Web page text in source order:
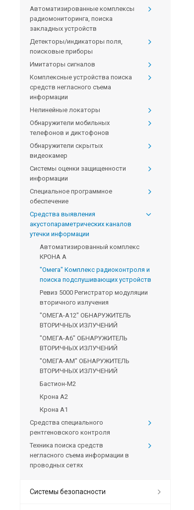
Автоматизированные комплексы
радиомониторинга, поиска
закладных устройств
Детекторы/индикаторы поля,
поисковые приборы
Имитаторы сигналов
Комплексные устройства поиска
средств негласного съема
информации
Нелинейные локаторы
Обнаружители мобильных
телефонов и диктофонов
Обнаружители скрытых
видеокамер
Системы оценки защищенности
информации
Специальное программное
обеспечение
Средства выявления
акустопараметрических каналов
утечки информации
Автоматизированный комплекс
КРОНА А
"Омега" Комплекс радиоконтроля и
поиска подслушивающих устройств
Ревиз 5000 Регистратор модуляции
вторичного излучения
"ОМЕГА-А12" ОБНАРУЖИТЕЛЬ
ВТОРИЧНЫХ ИЗЛУЧЕНИЙ
"ОМЕГА-А6" ОБНАРУЖИТЕЛЬ
ВТОРИЧНЫХ ИЗЛУЧЕНИЙ
"ОМЕГА-АМ" ОБНАРУЖИТЕЛЬ
ВТОРИЧНЫХ ИЗЛУЧЕНИЙ
Бастион-М2
Крона А2
Крона А1
Средства специального
рентгеновского контроля
Техника поиска средств
негласного съема информации в
проводных сетях
Системы безопасности